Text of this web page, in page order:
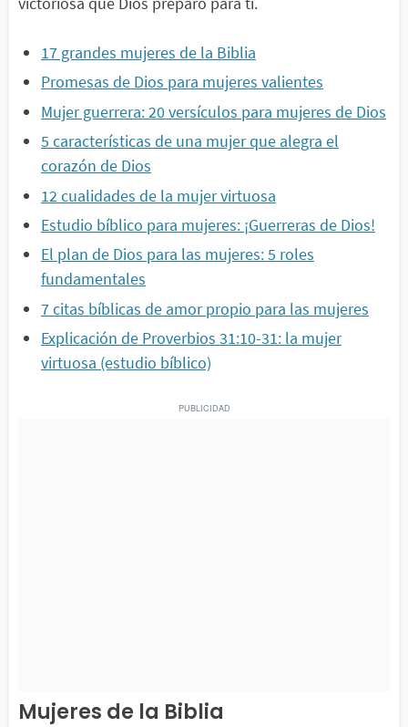
17 grandes mujeres de la Biblia
Promesas de Dios para mujeres valientes
Mujer guerrera: 20 versículos para mujeres de Dios
5 características de una mujer que alegra el
corazón de Dios
12 cualidades de la mujer virtuosa
Estudio bíblico para mujeres: ¡Guerreras de Dios!
El plan de Dios para las mujeres: 5 roles
fundamentales
7 citas bíblicas de amor propio para las mujeres
Explicación de Proverbios 31:10-31: la mujer
virtuosa (estudio bíblico)
Mujeres de la Biblia